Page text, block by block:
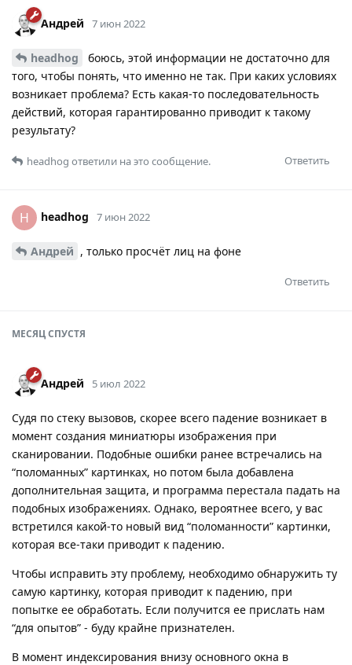
Андрей 7 июн 2022
headhog
боюсь, этой информации не достаточно для
того, чтобы понять, что именно не так. При каких условиях
возникает проблема? Есть какая-то последовательность
действий, которая гарантированно приводит к такому
результату?
Ответить
headhog ответили на это сообщение.
H headhog 7 июн 2022
Андрей , только просчёт лиц на фоне
Ответить
МЕСЯЦСПУСТЯ
Андрей 5 июл 2022
Судя по стеку вызовов, скорее всего падение возникает в
момент создания миниатюры изображения при
сканировании. Подобные ошибки ранее встречались на
“поломанных” картинках, но потом была добавлена
дополнительная защита, и программа перестала падать на
подобных изображениях. Однако, вероятнее всего, у вас
встретился какой-то новый вид “поломанности” картинки,
которая все-таки приводит к падению.
Чтобы исправить эту проблему, необходимо обнаружить ту
самую картинку, которая приводит к падению, при
попытке ее обработать. Если получится ее прислать нам
“для опытов” - буду крайне признателен.
В момент индексирования внизу основного окна в